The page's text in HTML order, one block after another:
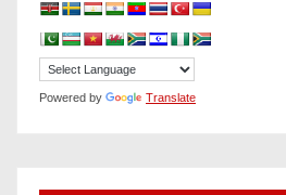
Powered by Translate